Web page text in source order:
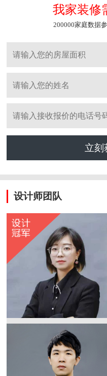
我家装修
200000家庭数据
立刻
设计师团队